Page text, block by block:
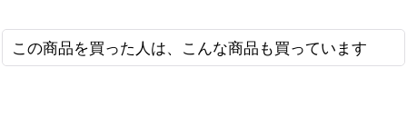
この商品を買った人は、こんな商品も買っています